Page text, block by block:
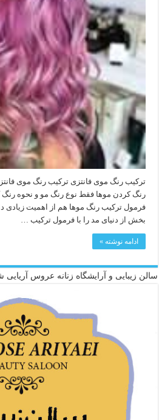
ترکیب رنگ موی فانتزی ترکیب رنگ موی
رنگ کردن موها فقط نوع رنگ مو و نحوه
فرمول ترکیب رنگ موها هم از اهمیت زیادی
بخش از دنیای مد را با فرمول ترکیب …
ادامه نوشته »
سالن زیبایی و آرایشگاه زنانه عروس آریایی